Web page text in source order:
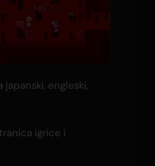
engleski,
igrice i